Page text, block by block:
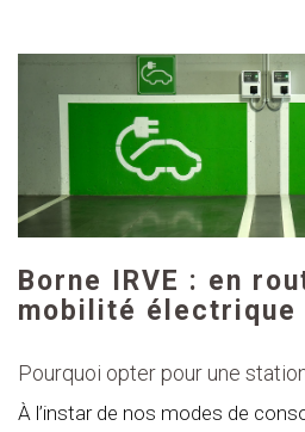
Borne IRVE : en
mobilité électrique
Pourquoi opter pour une
À l’instar de nos modes de